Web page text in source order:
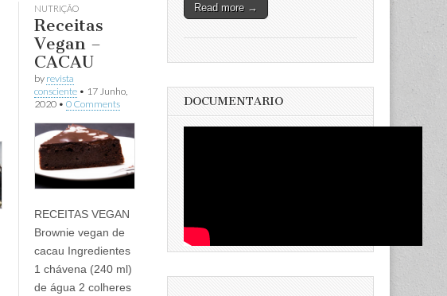
NUTRIÇÃO
Receitas
Vegan –
CACAU
by revista
consciente • 17 Junho,
2020 •0 Comments
RECEITAS VEGAN
Brownie vegan de
cacau Ingredientes
1 chávena (240 ml)
de água 2 colheres
Read more →
DOCUMENTARIO